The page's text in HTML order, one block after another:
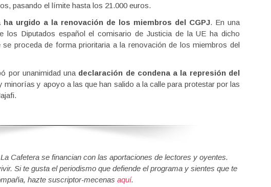
pasando el límite hasta los 21.000 euros.
ha urgido a la renovación de los miembros del CGPJ. En una
los Diputados español el comisario de Justicia de la UE ha dicho
proceda de forma prioritaria a la renovación de los miembros del
por unanimidad una declaración de condena a la represión del
y apoyo a las que han salido a la calle para protestar por las
Cafetera se financian con las aportaciones de lectores y oyentes.
Si te gusta el periodismo que defiende el programa y sientes que te
hazte suscriptor-mecenas aquí.